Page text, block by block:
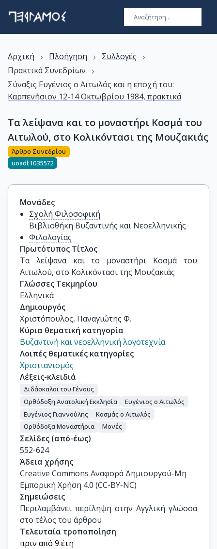
Αρχική › Πλοήγηση › Συλλογές ›
Πρακτικά Συνεδρίων ›
Σύναξις Ευγένιος ο Αιτωλός και η εποχή του:
Καρπενήσιον 12-14 Οκτωβρίου 1984, πρακτικά
Τα λείψανα και το μοναστήρι Κοσμά του
Αιτωλού, στο Κολικόντασι της Μουζακιάς
Άρθρο Συνεδρίου
uoadl:1035572
Μονάδες
Σχολή Φιλοσοφική
Βιβλιοθήκη Βυζαντινής και Νεοελληνικής
Φιλολογίας
Πρωτότυπος Τίτλος
Τα λείψανα και το μοναστήρι Κοσμά του
Αιτωλού, στο Κολικόντασι της Μουζακιάς
Γλώσσες Τεκμηρίου
Ελληνικά
Δημιουργός
Χριστόπουλος, Παναγιώτης Φ.
Κύρια θεματική κατηγορία
Βυζαντινή και νεοελληνική λογοτεχνία
Λοιπές θεματικές κατηγορίες
Χριστιανισμός
Λέξεις-κλειδιά
Διδάσκαλοι του Γένους
Ορθόδοξη Ανατολική Εκκλησία
Ευγένιος ο Αιτωλός
Ευγένιος Γιαννούλης
Κοσμάς ο Αιτωλός
Ορθόδοξα Μοναστήρια
Μονές
Σελίδες (από-έως)
552-624
Άδεια χρήσης
Creative Commons Αναφορά Δημιουργού-Μη
Εμπορική Χρήση 4.0 (CC-BY-NC)
Σημειώσεις
Περιλαμβάνει περίληψη στην Αγγλική γλώσσα
στο τέλος του άρθρου
Τελευταία τροποποίηση
πριν από 9 έτη